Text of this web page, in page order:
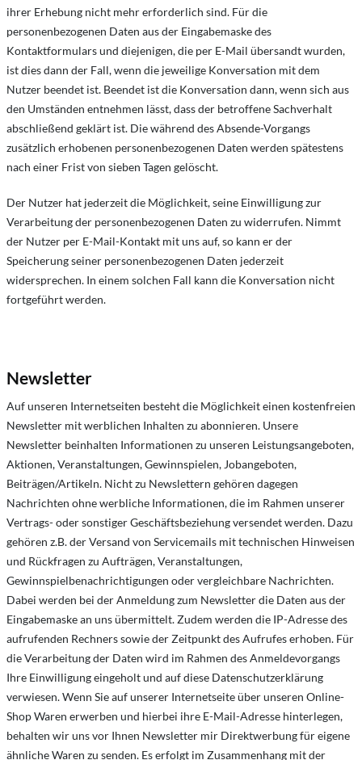
ihrer Erhebung nicht mehr erforderlich sind. Für die
personenbezogenen Daten aus der Eingabemaske des
Kontaktformulars und diejenigen, die per E-Mail übersandt wurden,
ist dies dann der Fall, wenn die jeweilige Konversation mit dem
Nutzer beendet ist. Beendet ist die Konversation dann, wenn sich aus
den Umständen entnehmen lässt, dass der betroffene Sachverhalt
abschließend geklärt ist. Die während des Absende-Vorgangs
zusätzlich erhobenen personenbezogenen Daten werden spätestens
nach einer Frist von sieben Tagen gelöscht.
Der Nutzer hat jederzeit die Möglichkeit, seine Einwilligung zur
Verarbeitung der personenbezogenen Daten zu widerrufen. Nimmt
der Nutzer per E-Mail-Kontakt mit uns auf, so kann er der
Speicherung seiner personenbezogenen Daten jederzeit
widersprechen. In einem solchen Fall kann die Konversation nicht
fortgeführt werden.
Newsletter
Auf unseren Internetseiten besteht die Möglichkeit einen kostenfreien
Newsletter mit werblichen Inhalten zu abonnieren. Unsere
Newsletter beinhalten Informationen zu unseren Leistungsangeboten,
Aktionen, Veranstaltungen, Gewinnspielen, Jobangeboten,
Beiträgen/Artikeln. Nicht zu Newslettern gehören dagegen
Nachrichten ohne werbliche Informationen, die im Rahmen unserer
Vertrags- oder sonstiger Geschäftsbeziehung versendet werden. Dazu
gehören z.B. der Versand von Servicemails mit technischen Hinweisen
und Rückfragen zu Aufträgen, Veranstaltungen,
Gewinnspielbenachrichtigungen oder vergleichbare Nachrichten.
Dabei werden bei der Anmeldung zum Newsletter die Daten aus der
Eingabemaske an uns übermittelt. Zudem werden die IP-Adresse des
aufrufenden Rechners sowie der Zeitpunkt des Aufrufes erhoben. Für
die Verarbeitung der Daten wird im Rahmen des Anmeldevorgangs
Ihre Einwilligung eingeholt und auf diese Datenschutzerklärung
verwiesen. Wenn Sie auf unserer Internetseite über unseren Online-
Shop Waren erwerben und hierbei ihre E-Mail-Adresse hinterlegen,
behalten wir uns vor Ihnen Newsletter mir Direktwerbung für eigene
ähnliche Waren zu senden. Es erfolgt im Zusammenhang mit der